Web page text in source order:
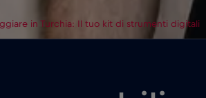
in Turchia: Il tuo kit di strumenti digitali